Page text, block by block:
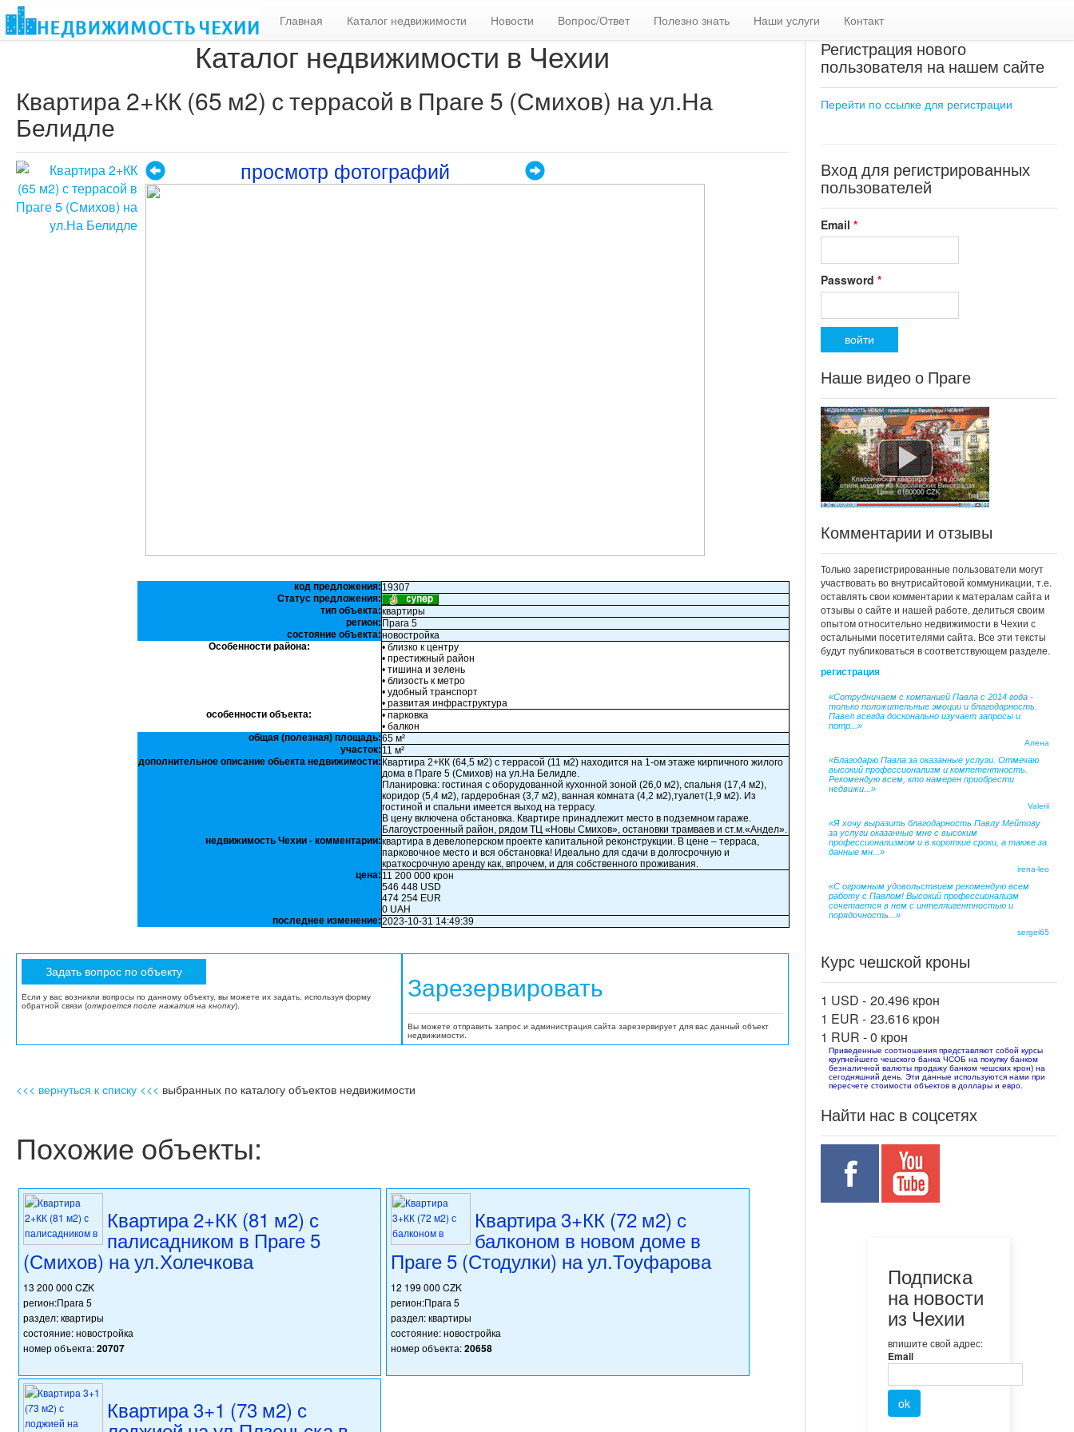
Главная Каталог недвижимости Новости Вопрос/Ответ Полезно знать Наши услуги Контакт
Каталог недвижимости в Чехии
Квартира 2+КК (65 м2) с террасой в Праге 5 (Смихов) на ул.На
Белидле
просмотр фотографий
код предложения: 19307
Статус предложения:
тип объекта:квартиры
регион: Прага 5
состояние объекта:новостройка
Особенности района:
• близко к центру
• престижный район
• тишина и зелень
• близость к метро
• удобный транспорт
• развитая инфраструктура
особенности объекта:
• парковка
• балкон
общая (полезная) площадь:65 м²
участок: 11 м²
дополнительное описание обьекта недвижимости: Квартира 2+КК (64,5 м2) с террасой (11 м2) находится на 1-ом этаже кирпичного жилого
дома в Праге 5 (Смихов) на ул.На Белидле.
Планировка: гостиная с оборудованной кухонной зоной (26,0 м2), спальня (17,4 м2),
коридор (5,4 м2), гардеробная (3,7 м2), ванная комната (4,2 м2),туалет(1,9 м2). Из
гостиной и спальни имеется выход на террасу.
В цену включена обстановка. Квартире принадлежит место в подземном гараже.
Благоустроенный район, рядом ТЦ «Новы Смихов», остановки трамваев и ст.м.«Андел».
недвижимость Чехии - комментарии:квартира в девелоперском проекте капитальной реконструкции. В цене – терраса,
парковочное место и вся обстановка! Идеально для сдачи в долгосрочную и
краткосрочную аренду как, впрочем, и для собственного проживания.
цена: 11 200 000 крон
546 448 USD
474 254 EUR
0 UAH
последнее изменение:2023-10-31 14:49:39
Если у вас возникли вопросы по данному объекту, вы можете их задать, используя форму
обратной связи (откроется после нажатия на кнопку).
Зарезервировать
Вы можете отправить запрос и администрация сайта зарезервирует для вас данный объект
недвижимости.
<<< вернуться к списку <<< выбранных по каталогу объектов недвижимости
Похожие объекты:
Квартира 2+КК (81 м2) с
палисадником в Праге 5
(Смихов) на ул.Холечкова
13 200 000 CZK
регион:Прага 5
раздел: квартиры
состояние: новостройка
номер объекта:20707
Квартира 3+КК (72 м2) с
балконом в новом доме в
Праге 5 (Стодулки) на ул.Тоуфарова
12 199 000 CZK
регион:Прага 5
раздел: квартиры
состояние: новостройка
номер объекта:20658
Квартира 3+1 (73 м2) с
Регистрация нового
пользователя на нашем сайте
Перейти по ссылке для регистрации
Вход для регистрированных
пользователей
Email *
Password *
Наше видео о Праге
Комментарии и отзывы
Только зарегистрированные пользователи могут
участвовать во внутрисайтовой коммуникации, т.е.
оставлять свои комментарии к матералам сайта и
отзывы о сайте и нашей работе, делиться своим
опытом относительно недвижимости в Чехии с
остальными посетителями сайта. Все эти тексты
будут публиковаться в соответствующем разделе.
регистрация
«Сотрудничаем с компанией Павла с 2014 года -
только положительные эмоции и благодарность.
Павел всегда досконально изучает запросы и
потр...»
Алена
«Благодарю Павла за оказанные услуги. Отмечаю
высокий профессионализм и компетентность.
Рекомендую всем, кто намерен приобрести
недвижи...»
Valerii
«Я хочу выразить благодарность Павлу Мейтову
за услуги оказанные мне с высоким
профессионализмом и в короткие сроки, а также за
данные мн...»
irena-leo
«С огромным удовольствием рекомендую всем
работу с Павлом! Высокий профессионализм
сочетается в нем с интеллигентностью и
порядочность...»
sergei65
Курс чешской кроны
1 USD - 20.496 крон
1 EUR - 23.616 крон
1 RUR -0 крон
Приведенные соотношения представляют собой курсы
крупнейшего чешского банка ЧСОБ на покупку банком
безналичной валюты продажу банком чешских крон) на
сегодняшний день. Эти данные используются нами при
пересчете стоимости объектов в доллары и евро.
Найти нас в соцсетях
Подписка
на новости
из Чехии
впишите свой адрес:
Email